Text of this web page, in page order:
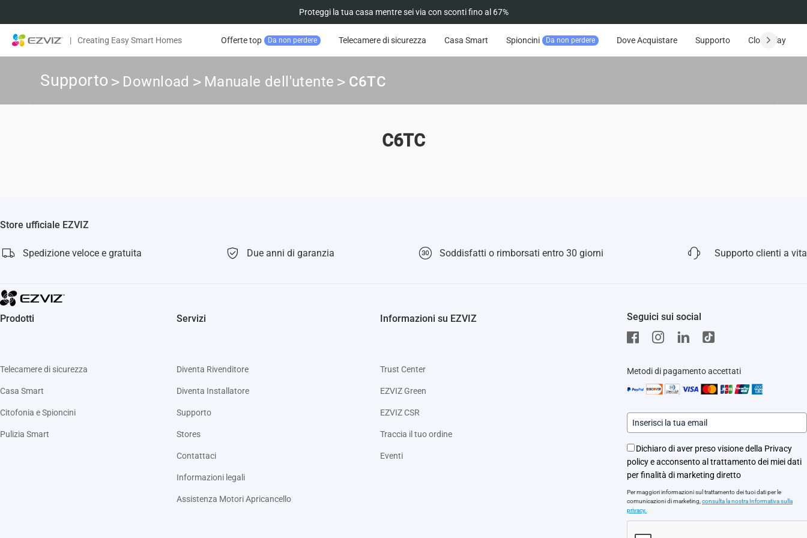
Proteggi la tua casa mentre sei via con sconti fino al 67%
| Creating Easy Smart Homes Offerte top Da non perdere Telecamere di sicurezza Casa Smart Spioncini Da non perdere Dove Acquistare Supporto CloudPlay
Supporto > Download > Manuale dell'utente > C6TC
C6TC
Store ufficiale EZVIZ
Spedizione veloce e gratuita Due anni di garanzia Soddisfatti o rimborsati entro 30 giorni Supporto clienti a vita
Prodotti
Telecamere di sicurezza
Casa Smart
Citofonia e Spioncini
Pulizia Smart
Servizi
Diventa Rivenditore
Diventa Installatore
Supporto
Stores
Contattaci
Informazioni legali
Assistenza Motori Apricancello
Informazioni su EZVIZ
Trust Center
EZVIZ Green
EZVIZ CSR
Traccia il tuo ordine
Eventi
Seguici sui social
Metodi di pagamento accettati
Dichiaro di aver preso visione della Privacy
policy e acconsento al trattamento dei miei dati
per finalità di marketing diretto
Per maggiori informazioni sul trattamento dei tuoi dati per le
comunicazioni di marketing, consulta la nostra Informativa sulla
privacy.